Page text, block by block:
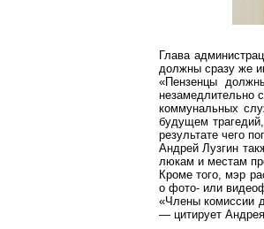
Глава
должны сразу же
«Пензенцы
незамедлительно
коммунальных
будущем
результате чего
Андрей Лузгин
люкам и местам
Кроме того, мэр
о фото- или
«Члены комиссии
— цитирует